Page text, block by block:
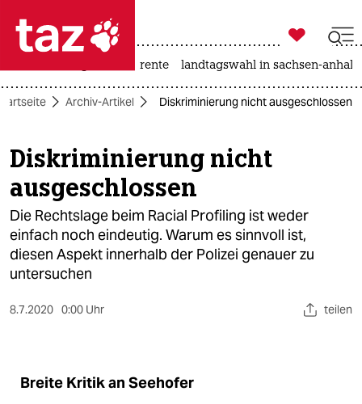
 taz zahl ich
taz zahl ich
themen
politik
öko
gesellschaft

taz zahl ich
rente landtagswahl in sachsen-anhalt
Archiv-Artikel Diskriminierung nicht ausgeschlossen
Diskriminierung nicht
ausgeschlossen
Die Rechtslage beim Racial Profiling ist weder
einfach noch eindeutig. Warum es sinnvoll ist,
diesen Aspekt innerhalb der Polizei genauer zu
untersuchen
8.7.2020 0:00 Uhr teilen
Breite Kritik an Seehofer